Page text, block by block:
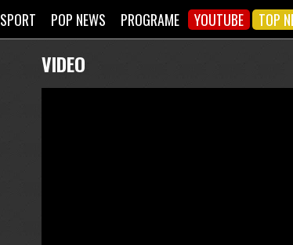
SPORT POP NEWS PROGRAME YOUTUBE TOP
VIDEO